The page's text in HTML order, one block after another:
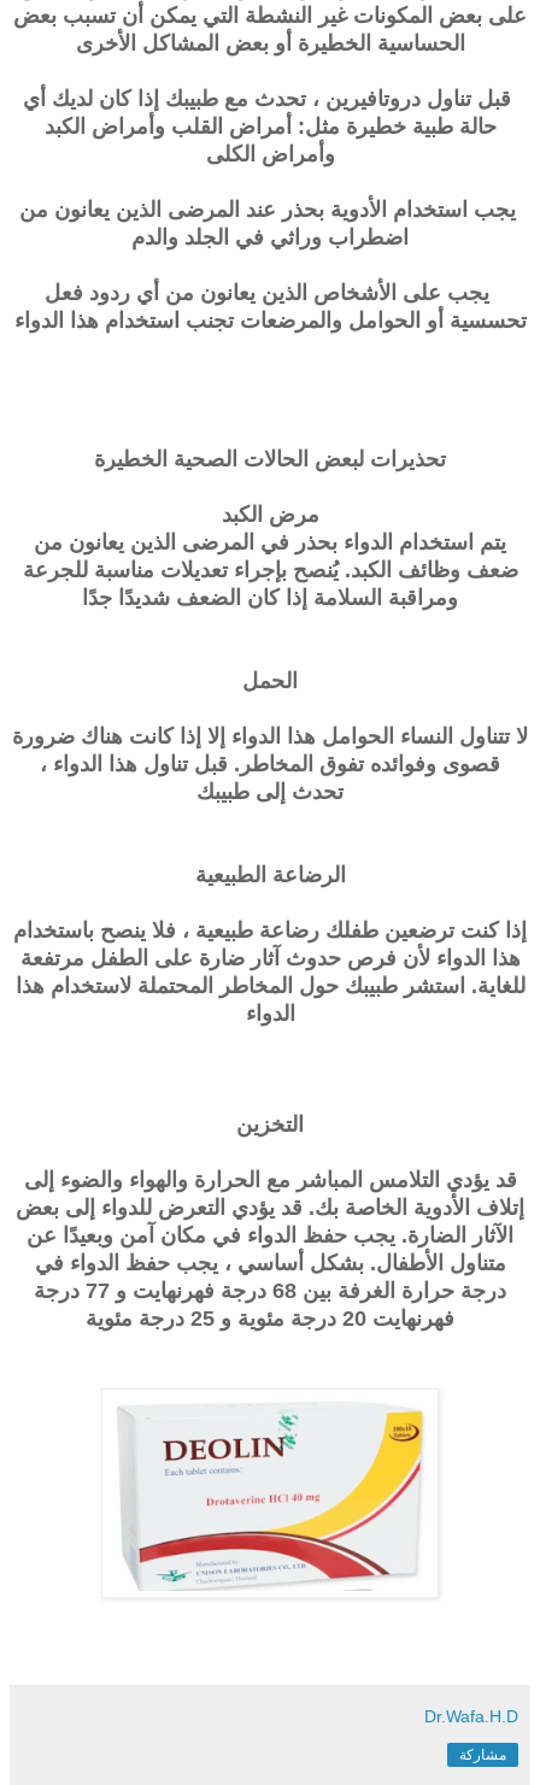
على بعض المكونات غير النشطة التي يمكن أن تسبب بعض
الحساسية الخطيرة أو بعض المشاكل الأخرى
قبل تناول دروتافيرين ، تحدث مع طبيبك إذا كان لديك أي
حالة طبية خطيرة مثل: أمراض القلب وأمراض الكبد
وأمراض الكلى
يجب استخدام الأدوية بحذر عند المرضى الذين يعانون من
اضطراب وراثي في ​​الجلد والدم
يجب على الأشخاص الذين يعانون من أي ردود فعل
تحسسية أو الحوامل والمرضعات تجنب استخدام هذا الدواء
تحذيرات لبعض الحالات الصحية الخطيرة
مرض الكبد
يتم استخدام الدواء بحذر في المرضى الذين يعانون من
ضعف وظائف الكبد. يُنصح بإجراء تعديلات مناسبة للجرعة
ومراقبة السلامة إذا كان الضعف شديدًا جدًا
الحمل
لا تتناول النساء الحوامل هذا الدواء إلا إذا كانت هناك ضرورة
قصوى وفوائده تفوق المخاطر. قبل تناول هذا الدواء ،
تحدث إلى طبيبك
الرضاعة الطبيعية
إذا كنت ترضعين طفلك رضاعة طبيعية ، فلا ينصح باستخدام
هذا الدواء لأن فرص حدوث آثار ضارة على الطفل مرتفعة
للغاية. استشر طبيبك حول المخاطر المحتملة لاستخدام هذا
الدواء
التخزين
قد يؤدي التلامس المباشر مع الحرارة والهواء والضوء إلى
إتلاف الأدوية الخاصة بك. قد يؤدي التعرض للدواء إلى بعض
الآثار الضارة. يجب حفظ الدواء في مكان آمن وبعيدًا عن
متناول الأطفال. بشكل أساسي ، يجب حفظ الدواء في
درجة حرارة الغرفة بين 68 درجة فهرنهايت و 77 درجة
فهرنهايت 20 درجة مئوية و 25 درجة مئوية
Dr.Wafa.H.D
مشاركة